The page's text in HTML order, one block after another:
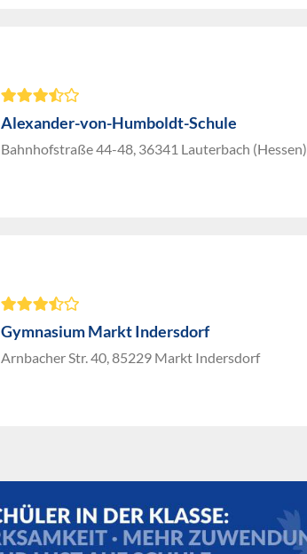
Alexander-von-Humboldt-Schule
Bahnhofstraße 44-48, 36341 Lauterbach (Hessen)
Gymnasium Markt Indersdorf
Arnbacher Str. 40, 85229 Markt Indersdorf